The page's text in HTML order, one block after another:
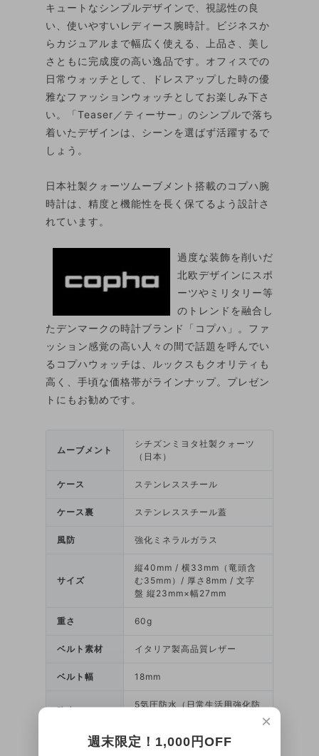
キュートなシンプルデザインで、視認性の良
い、使いやすいレディース腕時計。ビジネスか
らカジュアルまで幅広く使える、上品さ、美し
さともに完成度の高い逸品です。オフィスでの
日常ウォッチとして、ドレスアップした時の優
雅なファッションウォッチとしてお楽しみ下さ
い。「Teaser／ティーサー」のシンプルで落ち
着いたデザインは、シーンを選ばず活躍するで
しょう。
日本社製クォーツムーブメント搭載のコプハ腕
時計は、精度と機能性を長く保てるよう設計さ
れています。
過度な装飾を削いだ
北欧デザインにスポ
ーツやミリタリー等
のトレンドを融合し
たデンマークの時計ブランド「コプハ」。ファ
ッション感覚の高い人々の間で話題を呼んでい
るコプハウォッチは、ルックスもクオリティも
高く、手頃な価格帯がラインナップ。プレゼン
トにもお勧めです。
ムーブメント
シチズンミヨタ社製クォーツ
（日本）
ケース ステンレススチール
ケース裏 ステンレススチール蓋
風防 強化ミネラルガラス
サイズ
縦40mm / 横33mm（竜頭含
む35mm）/ 厚さ8mm / 文字
盤 縦23mm×幅27mm
重さ 60g
ベルト素材 イタリア製高品質レザー
ベルト幅 18mm
防水
5気圧防水（日常生活用強化防
尾錠タイプ ピンバックル
×
週末限定！1,000円OFF